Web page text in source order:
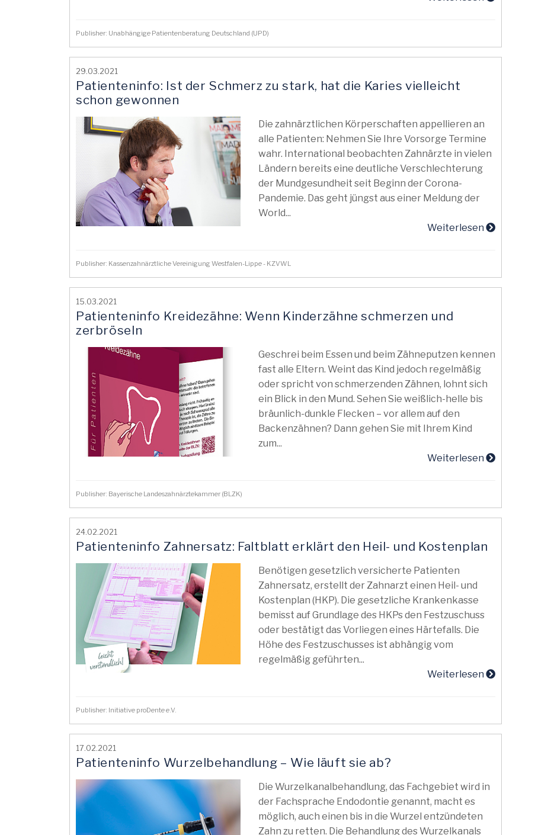
Publisher: Unabhängige Patientenberatung Deutschland (UPD)
29.03.2021
Patienteninfo: Ist der Schmerz zu stark, hat die Karies vielleicht
schon gewonnen
Die zahnärztlichen Körperschaften appellieren an
alle Patienten: Nehmen Sie Ihre Vorsorge Termine
wahr. International beobachten Zahnärzte in vielen
Ländern bereits eine deutliche Verschlechterung
der Mundgesundheit seit Beginn der Corona-
Pandemie. Das geht jüngst aus einer Meldung der
World...
Weiterlesen
Publisher: Kassenzahnärztliche Vereinigung Westfalen-Lippe - KZVWL
15.03.2021
Patienteninfo Kreidezähne: Wenn Kinderzähne schmerzen und
zerbröseln
Geschrei beim Essen und beim Zähneputzen kennen
fast alle Eltern. Weint das Kind jedoch regelmäßig
oder spricht von schmerzenden Zähnen, lohnt sich
ein Blick in den Mund. Sehen Sie weißlich-helle bis
bräunlich-dunkle Flecken – vor allem auf den
Backenzähnen? Dann gehen Sie mit Ihrem Kind
zum...
Weiterlesen
Publisher: Bayerische Landeszahnärztekammer (BLZK)
24.02.2021
Patienteninfo Zahnersatz: Faltblatt erklärt den Heil- und Kostenplan
Benötigen gesetzlich versicherte Patienten
Zahnersatz, erstellt der Zahnarzt einen Heil- und
Kostenplan (HKP). Die gesetzliche Krankenkasse
bemisst auf Grundlage des HKPs den Festzuschuss
oder bestätigt das Vorliegen eines Härtefalls. Die
Höhe des Festzuschusses ist abhängig vom
regelmäßig geführten...
Weiterlesen
Publisher: Initiative proDente e.V.
17.02.2021
Patienteninfo Wurzelbehandlung – Wie läuft sie ab?
Die Wurzelkanalbehandlung, das Fachgebiet wird in
der Fachsprache Endodontie genannt, macht es
möglich, auch einen bis in die Wurzel entzündeten
Zahn zu retten. Die Behandlung des Wurzelkanals